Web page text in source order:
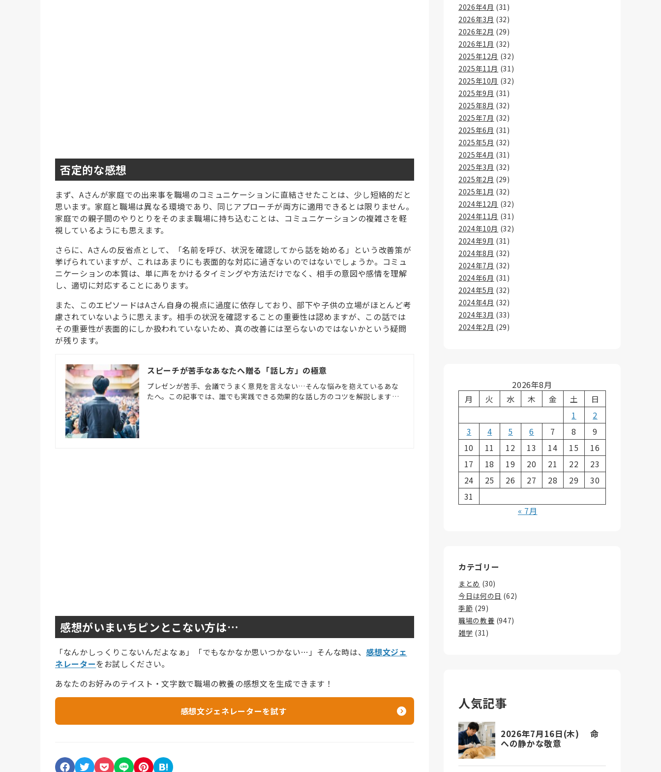
否定的な感想
まず、Aさんが家庭での出来事を職場のコミュニケーションに直結させたことは、少し短絡的だと
思います。家庭と職場は異なる環境であり、同じアプローチが両方に適用できるとは限りません。
家庭での親子間のやりとりをそのまま職場に持ち込むことは、コミュニケーションの複雑さを軽
視しているようにも思えます。
さらに、Aさんの反省点として、「名前を呼び、状況を確認してから話を始める」という改善策が
挙げられていますが、これはあまりにも表面的な対応に過ぎないのではないでしょうか。コミュ
ニケーションの本質は、単に声をかけるタイミングや方法だけでなく、相手の意図や感情を理解
し、適切に対応することにあります。
また、このエピソードはAさん自身の視点に過度に依存しており、部下や子供の立場がほとんど考
慮されていないように思えます。相手の状況を確認することの重要性は認めますが、この話では
その重要性が表面的にしか扱われていないため、真の改善には至らないのではないかという疑問
が残ります。
スピーチが苦手なあなたへ贈る「話し方」の極意
プレゼンが苦手、会議でうまく意見を言えない…そんな悩みを抱えているあな
たへ。この記事では、誰でも実践できる効果的な話し方のコツを解説します…
感想がいまいちピンとこない方は…
「なんかしっくりこないんだよなぁ」「でもなかなか思いつかない…」そんな時は、感想文ジェ
ネレーターをお試しください。
あなたのお好みのテイスト・文字数で職場の教養の感想文を生成できます！
感想文ジェネレーターを試す
2026年4月 (31)
2026年3月 (32)
2026年2月 (29)
2026年1月 (32)
2025年12月 (32)
2025年11月 (31)
2025年10月 (32)
2025年9月 (31)
2025年8月 (32)
2025年7月 (32)
2025年6月 (31)
2025年5月 (32)
2025年4月 (31)
2025年3月 (32)
2025年2月 (29)
2025年1月 (32)
2024年12月 (32)
2024年11月 (31)
2024年10月 (32)
2024年9月 (31)
2024年8月 (32)
2024年7月 (32)
2024年6月 (31)
2024年5月 (32)
2024年4月 (32)
2024年3月 (33)
2024年2月 (29)
2026年8月
月
火 水 木 金 土
日
1
2
3
4 5 6 7 8
9
10
11 12 13 14 15
16
17
18 19 20 21 22
23
24
25 26 27 28 29
30
31
« 7月
カテゴリー
まとめ (30)
今日は何の日 (62)
季節 (29)
職場の教養 (947)
雑学 (31)
人気記事